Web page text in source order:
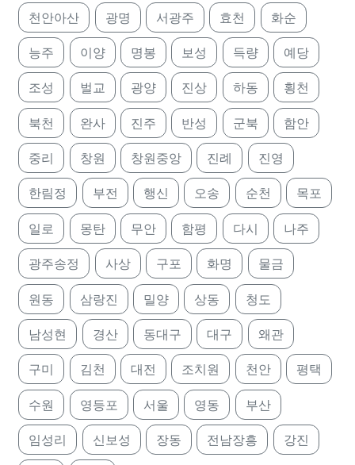
천안아산 광명 서광주 효천 화순
능주 이양 명봉 보성 득량 예당
조성 벌교 광양 진상 하동 횡천
북천 완사 진주 반성 군북 함안
중리 창원 창원중앙 진례 진영
한림정 부전 행신 오송 순천 목포
일로 몽탄 무안 함평 다시 나주
광주송정 사상 구포 화명 물금
원동 삼랑진 밀양 상동 청도
남성현 경산 동대구 대구 왜관
구미 김천 대전 조치원 천안 평택
수원 영등포 서울 영동 부산
임성리 신보성 장동 전남장흥 강진